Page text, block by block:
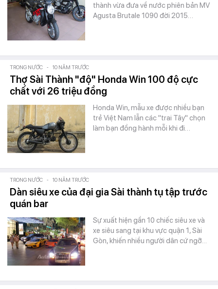
thành vừa đưa về nước phiên bản MV
Agusta Brutale 1090 đời 2015…
TRONG NƯỚC - 10 NĂM TRƯỚC
Thợ Sài Thành "độ" Honda Win 100 độ cực
chất với 26 triệu đồng
Honda Win, mẫu xe được nhiều bạn
trẻ Việt Nam lẫn các "trai Tây" chọn
làm bạn đồng hành mỗi khi đi…
TRONG NƯỚC - 10 NĂM TRƯỚC
Dàn siêu xe của đại gia Sài thành tụ tập trước
quán bar
Sự xuất hiện gần 10 chiếc siêu xe và
xe siêu sang tại khu vực quận 1, Sài
Gòn, khiến nhiều người dân cứ ngỡ…